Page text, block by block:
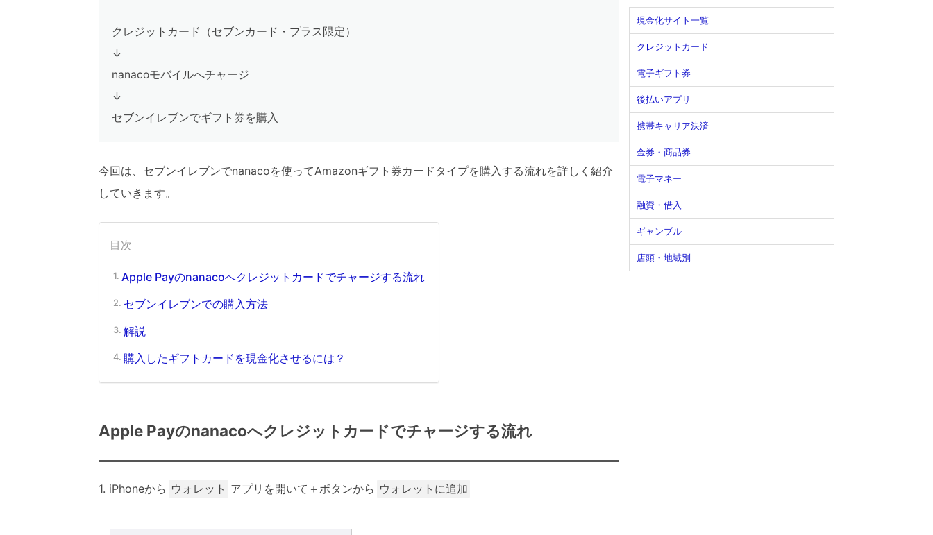
クレジットカード（セブンカード・プラス限定）
↓
nanacoモバイルへチャージ
↓
セブンイレブンでギフト券を購入
今回は、セブンイレブンでnanacoを使ってAmazonギフト券カードタイプを購入する流れを詳しく紹介
していきます。
目次
Apple Payのnanacoへクレジットカードでチャージする流れ
セブンイレブンでの購入方法
解説
購入したギフトカードを現金化させるには？
Apple Payのnanacoへクレジットカードでチャージする流れ
iPhoneから ウォレット アプリを開いて＋ボタンから ウォレットに追加
現金化サイト一覧
クレジットカード
電子ギフト券
後払いアプリ
携帯キャリア決済
金券・商品券
電子マネー
融資・借入
ギャンブル
店頭・地域別